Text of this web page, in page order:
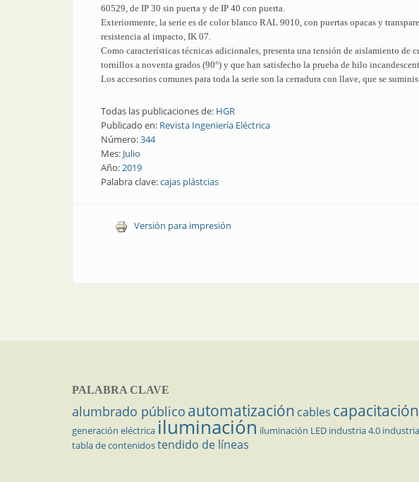
60529, de IP 30 sin puerta y de IP 40 con puerta.
Exteriormente, la serie es de color blanco RAL 9010, con puertas opacas y
resistencia al impacto, IK 07.
Como características técnicas adicionales, presenta una tensión de aislamiento de
tornillos a noventa grados (90°) y que han satisfecho la prueba de hilo
Los accesorios comunes para toda la serie son la cerradura con llave, que se
Todas las publicaciones de: HGR
Publicado en: Revista Ingeniería Eléctrica
Número:344
Mes: Julio
Año:2019
Palabra clave:cajas plástcias
Versión para impresión
PALABRA CLAVE
alumbrado público automatización cables capacitación
generación eléctrica iluminación iluminación LED industria 4.0
tabla de contenidostendido de líneas